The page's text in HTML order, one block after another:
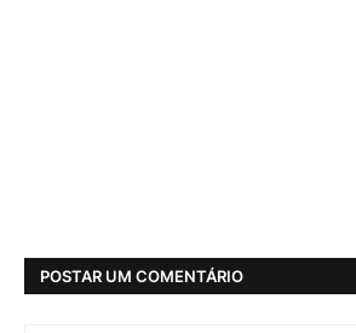
POSTAR UM COMENTÁRIO